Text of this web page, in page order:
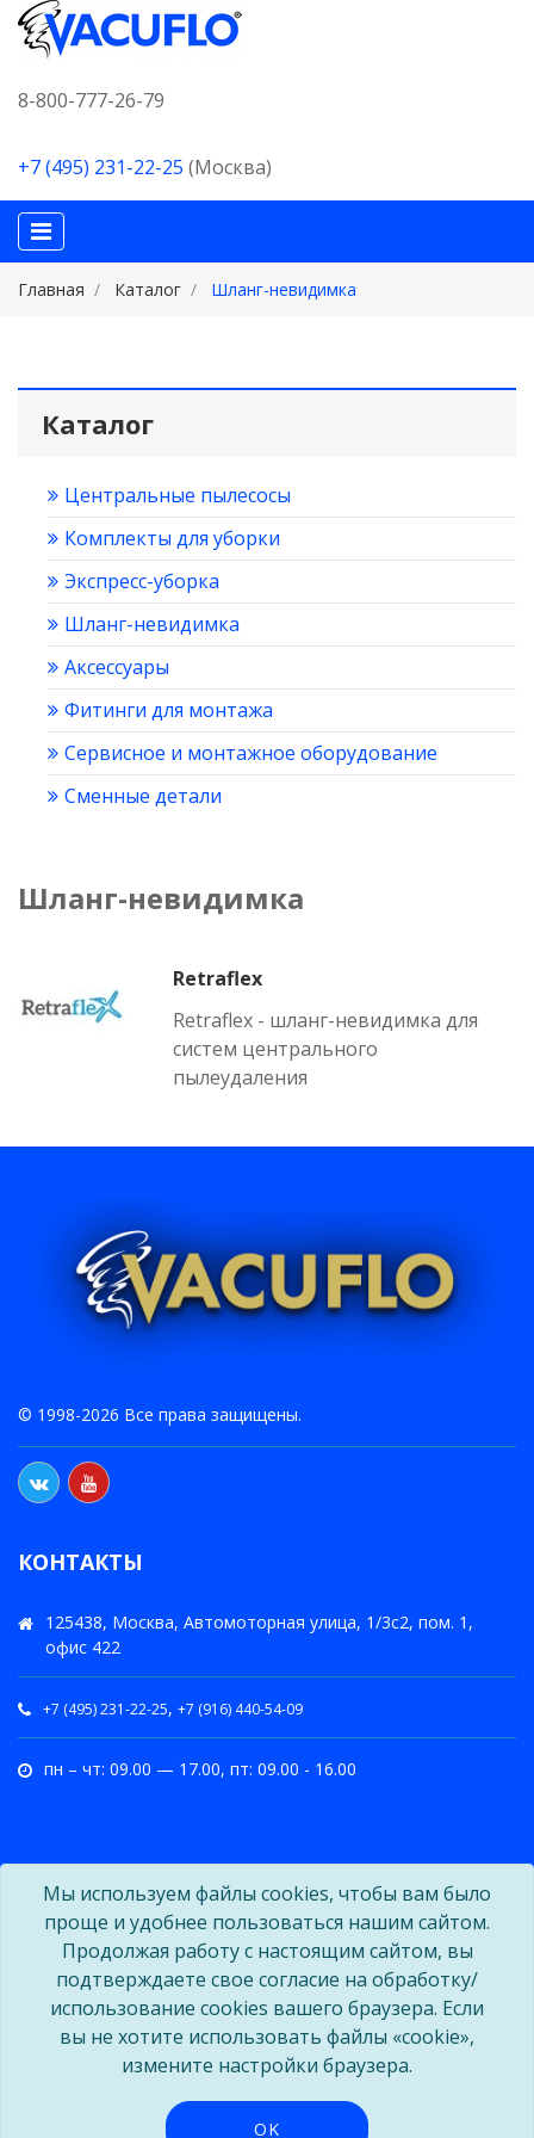
8-800-777-26-79
+7 (495) 231-22-25 (Москва)
Главная Каталог Шланг-невидимка
Каталог
Центральные пылесосы
Комплекты для уборки
Экспресс-уборка
Шланг-невидимка
Аксессуары
Фитинги для монтажа
Сервисное и монтажное оборудование
Сменные детали
Шланг-невидимка
Retraflex
Retraflex - шланг-невидимка для
систем центрального
пылеудаления
© 1998-2026 Все права защищены.
КОНТАКТЫ
125438, Москва, Автомоторная улица, 1/3с2, пом. 1,
офис 422
+7 (495) 231-22-25, +7 (916) 440-54-09
пн – чт: 09.00 — 17.00, пт: 09.00 - 16.00
Мы используем файлы cookies, чтобы вам было
проще и удобнее пользоваться нашим сайтом.
Продолжая работу с настоящим сайтом, вы
подтверждаете свое согласие на обработку/
использование cookies вашего браузера. Если
вы не хотите использовать файлы «cookie»,
измените настройки браузера.
OK